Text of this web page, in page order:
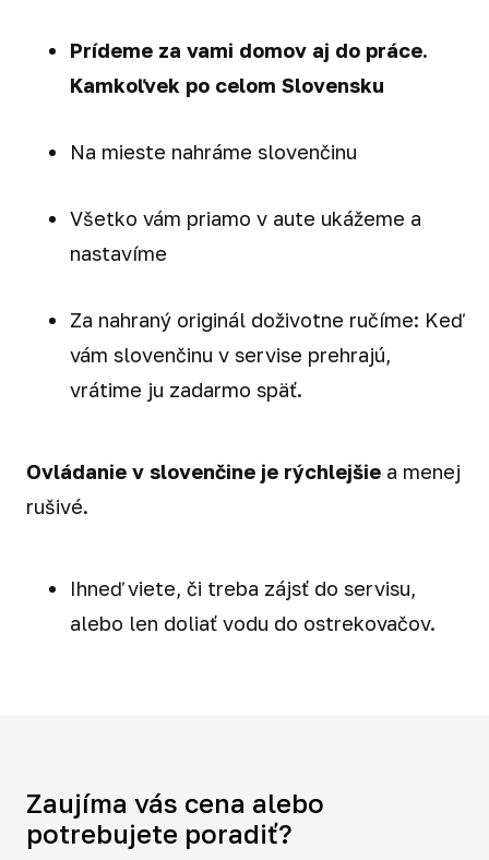
Prídeme za vami domov aj do práce.
Kamkoľvek po celom Slovensku
Na mieste nahráme slovenčinu
Všetko vám priamo v aute ukážeme a
nastavíme
Za nahraný originál doživotne ručíme: Keď
vám slovenčinu v servise prehrajú,
vrátime ju zadarmo späť.
Ovládanie v slovenčine je rýchlejšie a menej
rušivé.
Ihneď viete, či treba zájsť do servisu,
alebo len doliať vodu do ostrekovačov.
Zaujíma vás cena alebo
potrebujete poradiť?